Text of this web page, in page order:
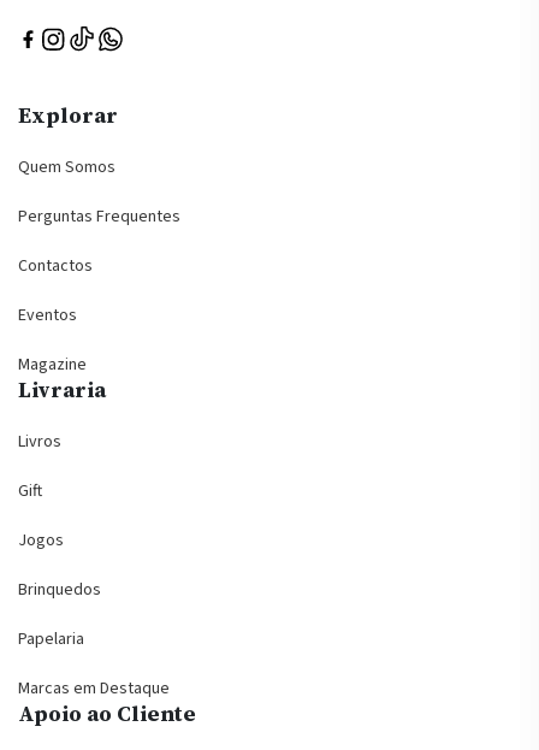
Explorar
Quem Somos
Perguntas Frequentes
Contactos
Eventos
Magazine
Livraria
Livros
Gift
Jogos
Brinquedos
Papelaria
Marcas em Destaque
Apoio ao Cliente